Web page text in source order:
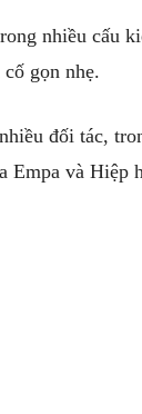
nhiều cấu
gọn nhẹ.
đối tác,
Empa và Hiệp